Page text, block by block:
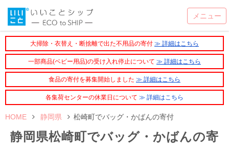
大掃除・衣替え・断捨離で出た不用品の寄付 ≫ 詳細はこちら
一部商品(ベビー用品)の受け入れ停止について ≫ 詳細はこちら
食品の寄付を募集開始しました ≫ 詳細はこちら
各集荷センターの休業日について ≫ 詳細はこちら
HOME 静岡県 松崎町でバッグ・かばんの寄付
静岡県松崎町でバッグ・かばんの寄